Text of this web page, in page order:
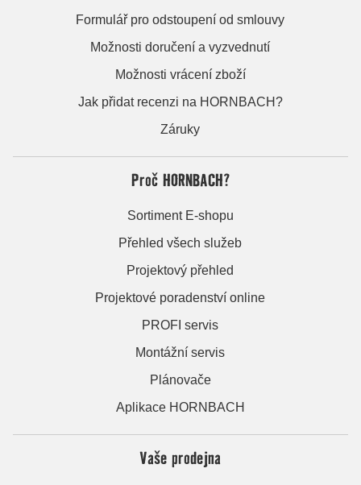
Formulář pro odstoupení od smlouvy
Možnosti doručení a vyzvednutí
Možnosti vrácení zboží
Jak přidat recenzi na HORNBACH?
Záruky
Proč HORNBACH?
Sortiment E-shopu
Přehled všech služeb
Projektový přehled
Projektové poradenství online
PROFI servis
Montážní servis
Plánovače
Aplikace HORNBACH
Vaše prodejna